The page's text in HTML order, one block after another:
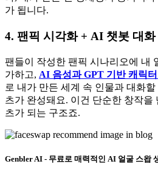
가 됩니다.
4. 팬픽 시각화 + AI 챗봇 대화
팬들이 작성한 팬픽 시나리오에 내
가하고, AI 음성과 GPT 기반 캐릭
로 내가 만든 세계 속 인물과 대화
츠가 완성돼요. 이건 단순한 창작을
츠가 되는 구조죠.
Genbler AI - 무료로 매력적인 AI 얼굴 스왑